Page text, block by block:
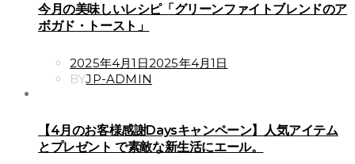
今月の美味しいレシピ「グリーンファイトブレンドのア
ボガド・トースト」
POSTED
ON
2025年4月1日2025年4月1日
BYJP-ADMIN
【4月のお客様感謝Daysキャンペーン】人気アイテム
とプレゼント で素敵な新生活にエール。